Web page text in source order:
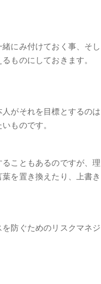
にみ付けておく事、そし
ものにしておきます。
がそれを目標とするのは
ものです。
こともあるのですが、理
を置き換えたり、上書き
防ぐためのリスクマネジ